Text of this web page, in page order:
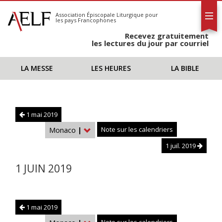
S'abonner
Calendrier
Association Épiscopale Liturgique pour
les pays Francophones
Recevez gratuitement
les lectures du jour par courriel
LA MESSE LES HEURES LA BIBLE
1 mai 2019
Monaco |
Note sur les calendriers
1 juil. 2019
1 JUIN 2019
1 mai 2019